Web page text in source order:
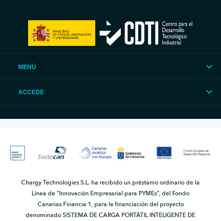
MENÚ
ACCEDE
Chargy Technologies S.L. ha recibido un préstamo ordinario de la
Línea de “Innovación Empresarial para PYMEs”, del Fondo
Canarias Financia 1, para la financiación del proyecto
denominado SISTEMA DE CARGA PORTÁTIL INTELIGENTE DE